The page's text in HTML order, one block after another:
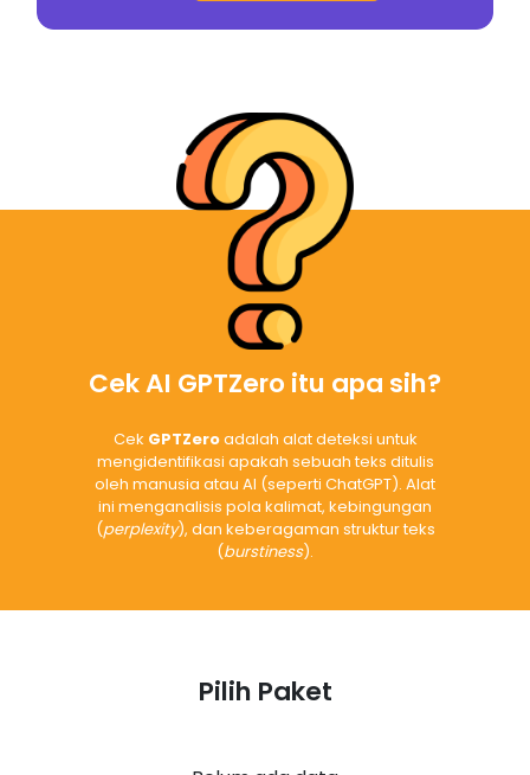
Cek AI GPTZero itu apa sih?
Cek GPTZeroadalah alat deteksi untuk
mengidentifikasi apakah sebuah teks ditulis
oleh manusia atau AI (seperti ChatGPT). Alat
ini menganalisis pola kalimat, kebingungan
(perplexity), dan keberagaman struktur teks
(burstiness).
Pilih Paket